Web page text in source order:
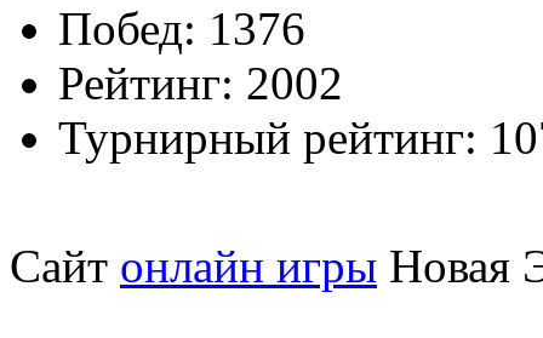
Побед: 1376
Рейтинг: 2002
Турнирный рейтинг:
Сайт онлайн игры Новая